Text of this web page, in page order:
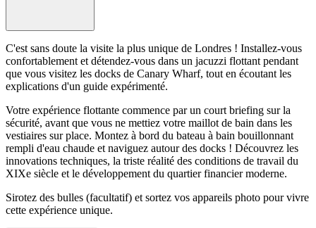
C'est sans doute la visite la plus unique de Londres ! Installez-vous
confortablement et détendez-vous dans un jacuzzi flottant pendant
que vous visitez les docks de Canary Wharf, tout en écoutant les
explications d'un guide expérimenté.
Votre expérience flottante commence par un court briefing sur la
sécurité, avant que vous ne mettiez votre maillot de bain dans les
vestiaires sur place. Montez à bord du bateau à bain bouillonnant
rempli d'eau chaude et naviguez autour des docks ! Découvrez les
innovations techniques, la triste réalité des conditions de travail du
XIXe siècle et le développement du quartier financier moderne.
Sirotez des bulles (facultatif) et sortez vos appareils photo pour vivre
cette expérience unique.